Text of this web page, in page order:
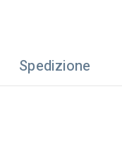
Spedizione